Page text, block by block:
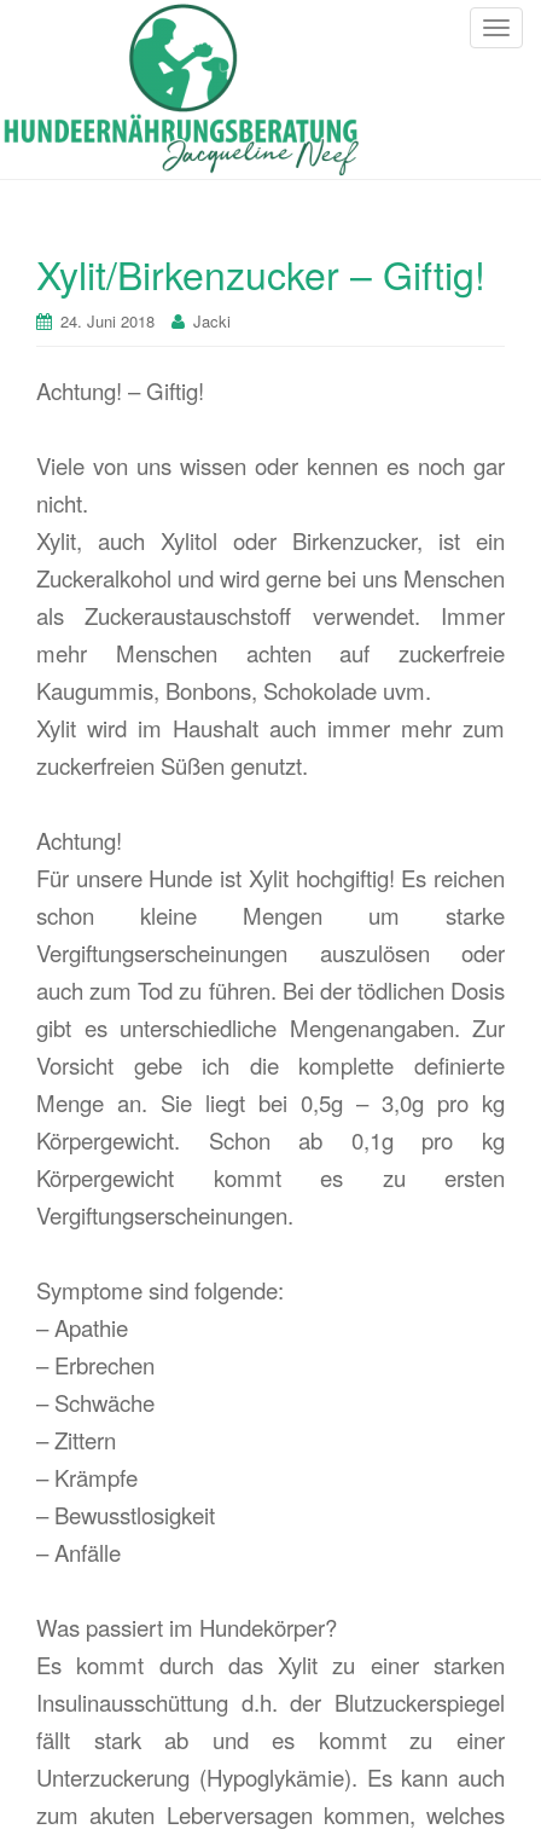
T
Xylit/Birkenzucker – Giftig!
24. Juni 2018 Jacki
Achtung! – Giftig!
Viele von uns wissen oder kennen es noch gar
nicht.
Xylit, auch Xylitol oder Birkenzucker, ist ein
Zuckeralkohol und wird gerne bei uns Menschen
als Zuckeraustauschstoff verwendet. Immer
mehr Menschen achten auf zuckerfreie
Kaugummis, Bonbons, Schokolade uvm.
Xylit wird im Haushalt auch immer mehr zum
zuckerfreien Süßen genutzt.
Achtung!
Für unsere Hunde ist Xylit hochgiftig! Es reichen
schon kleine Mengen um starke
Vergiftungserscheinungen auszulösen oder
auch zum Tod zu führen. Bei der tödlichen Dosis
gibt es unterschiedliche Mengenangaben. Zur
Vorsicht gebe ich die komplette definierte
Menge an. Sie liegt bei 0,5g – 3,0g pro kg
Körpergewicht. Schon ab 0,1g pro kg
Körpergewicht kommt es zu ersten
Vergiftungserscheinungen.
Symptome sind folgende:
– Apathie
– Erbrechen
– Schwäche
– Zittern
– Krämpfe
– Bewusstlosigkeit
– Anfälle
Was passiert im Hundekörper?
Es kommt durch das Xylit zu einer starken
Insulinausschüttung d.h. der Blutzuckerspiegel
fällt stark ab und es kommt zu einer
Unterzuckerung (Hypoglykämie). Es kann auch
zum akuten Leberversagen kommen, welches